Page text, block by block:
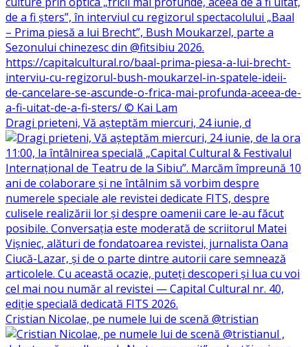
Dragi prieteni, Vă așteptăm miercuri, 24 iunie, d
Cristian Nicolae, pe numele lui de scenă @tristian